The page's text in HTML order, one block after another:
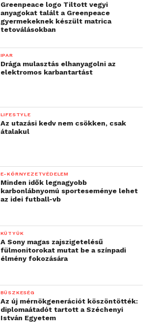
Greenpeace logo Tiltott vegyi
anyagokat talált a Greenpeace
gyermekeknek készült matrica
tetoválásokban
IPAR
Drága mulasztás elhanyagolni az
elektromos karbantartást
LIFESTYLE
Az utazási kedv nem csökken, csak
átalakul
E-KÖRNYEZETVÉDELEM
Minden idők legnagyobb
karbonlábnyomú sporteseménye lehet
az idei futball-vb
KÜTYÜK
A Sony magas zajszigetelésű
fülmonitorokat mutat be a színpadi
élmény fokozására
BÜSZKESÉG
Az új mérnökgenerációt köszöntötték:
diplomaátadót tartott a Széchenyi
István Egyetem